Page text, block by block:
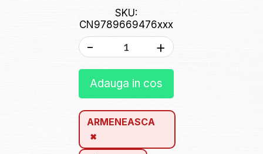
SKU:
CN9789669476xxx
- +
Adauga in cos
ARMENEASCA